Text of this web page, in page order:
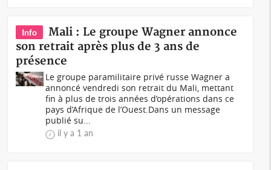
Info
Mali : Le groupe Wagner annonce
son retrait après plus de 3 ans de
présence
Le groupe paramilitaire privé russe Wagner a
annoncé vendredi son retrait du Mali, mettant
fin à plus de trois années d’opérations dans ce
pays d’Afrique de l’Ouest.Dans un message
publié su...
il y a 1 an